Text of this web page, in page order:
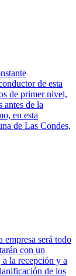
de esta
de primer nivel,
antes de la
en esta
de Las Condes,
empresa será todo
con un
la recepción y a
de los